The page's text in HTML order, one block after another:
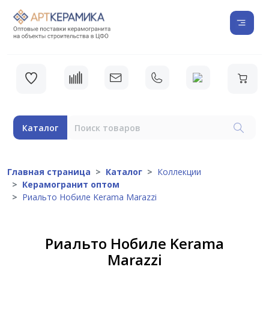
Каталог
Главная страница Каталог
Коллекции
Керамогранит оптом
Риальто Нобиле Kerama Marazzi
Риальто Нобиле Kerama
Marazzi